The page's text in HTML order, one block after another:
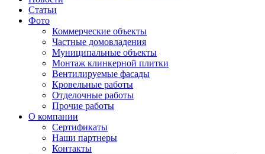
Статьи
Фото
Коммерческие объекты
Частные домовладения
Муниципальные объекты
Монтаж клинкерной плитки
Вентилируемые фасады
Кровельные работы
Отделочные работы
Прочие работы
О компании
Сертификаты
Наши партнеры
Контакты